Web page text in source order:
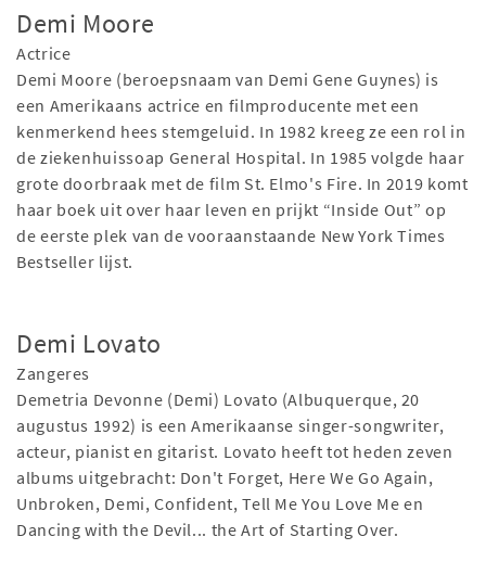
Demi Moore
Actrice
Demi Moore (beroepsnaam van Demi Gene Guynes) is
een Amerikaans actrice en filmproducente met een
kenmerkend hees stemgeluid. In 1982 kreeg ze een rol in
de ziekenhuissoap General Hospital. In 1985 volgde haar
grote doorbraak met de film St. Elmo's Fire. In 2019 komt
haar boek uit over haar leven en prijkt “Inside Out” op
de eerste plek van de vooraanstaande New York Times
Bestseller lijst.
Demi Lovato
Zangeres
Demetria Devonne (Demi) Lovato (Albuquerque, 20
augustus 1992) is een Amerikaanse singer-songwriter,
acteur, pianist en gitarist. Lovato heeft tot heden zeven
albums uitgebracht: Don't Forget, Here We Go Again,
Unbroken, Demi, Confident, Tell Me You Love Me en
Dancing with the Devil... the Art of Starting Over.